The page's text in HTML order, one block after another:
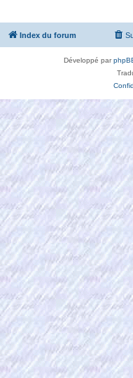
Index du forum
Développé par